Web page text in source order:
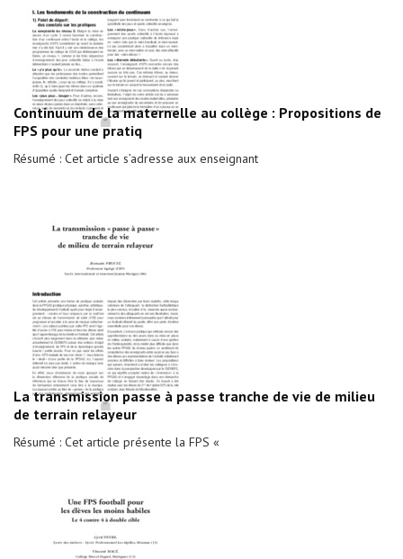
Continuum de la maternelle au collège : Propositions de
FPS pour une pratiq
Résumé : Cet article s’adresse aux enseignant
La transmission passe à passe tranche de vie de milieu
de terrain relayeur
Résumé : Cet article présente la FPS «